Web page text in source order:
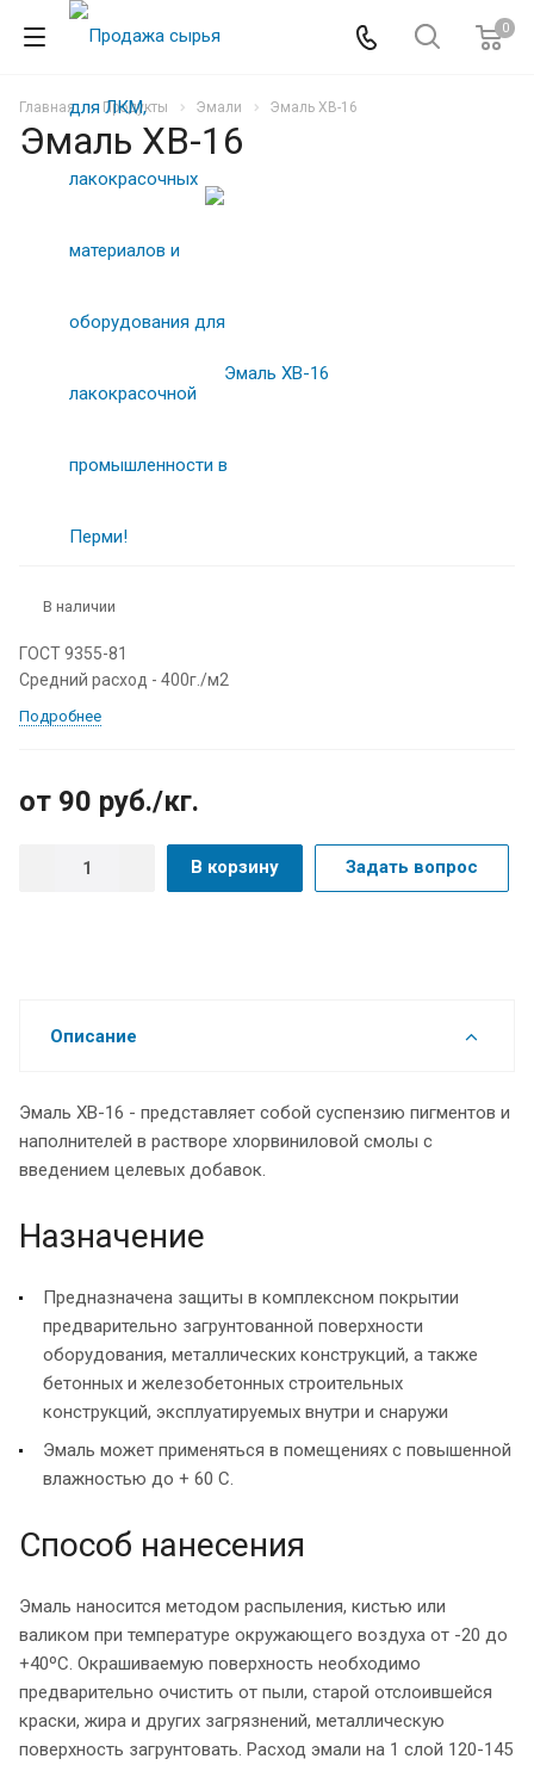
0
Главная Продукты Эмали Эмаль ХВ-16
Эмаль ХВ-16
В наличии
ГОСТ 9355-81
Средний расход - 400г./м2
Подробнее
от 90 руб./кг.
В корзину Задать вопрос
Описание
Эмаль ХВ-16 - представляет собой суспензию пигментов и
наполнителей в растворе хлорвиниловой смолы с
введением целевых добавок.
Назначение
Предназначена защиты в комплексном покрытии
предварительно загрунтованной поверхности
оборудования, металлических конструкций, а также
бетонных и железобетонных строительных
конструкций, эксплуатируемых внутри и снаружи
Эмаль может применяться в помещениях с повышенной
влажностью до + 60 С.
Способ нанесения
Эмаль наносится методом распыления, кистью или
валиком при температуре окружающего воздуха от -20 до
+40ºС. Окрашиваемую поверхность необходимо
предварительно очистить от пыли, старой отслоившейся
краски, жира и других загрязнений, металлическую
поверхность загрунтовать. Расход эмали на 1 слой 120-145